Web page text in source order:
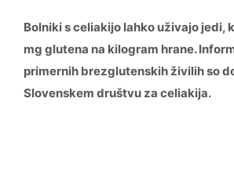
Bolniki s celiakijo lahko uživajo jedi,
mg glutena na kilogram hrane.
primernih brezglutenskih živilih so
Slovenskem društvu za celiakija.